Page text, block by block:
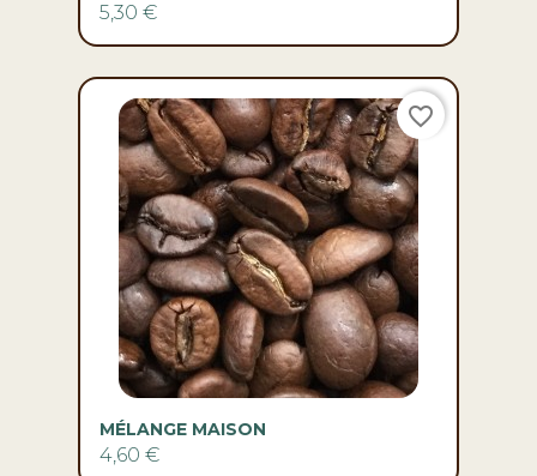
5,30 €
MÉLANGE MAISON
4,60 €
favorite_border